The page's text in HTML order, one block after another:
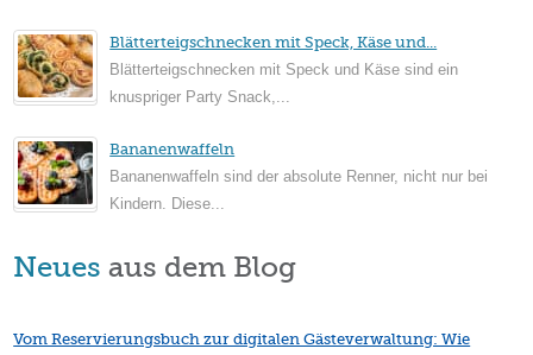
Blätterteigschnecken mit Speck, Käse und...
Blätterteigschnecken mit Speck und Käse sind ein
knuspriger Party Snack,...
Bananenwaffeln
Bananenwaffeln sind der absolute Renner, nicht nur bei
Kindern. Diese...
Neues aus dem Blog
Vom Reservierungsbuch zur digitalen Gästeverwaltung: Wie